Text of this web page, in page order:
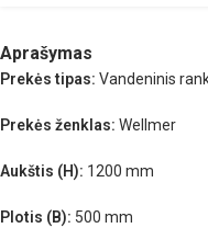
Aprašymas
Prekės tipas: Vandeninis
Prekės ženklas: Wellmer
Aukštis (H): 1200 mm
Plotis (B): 500 mm